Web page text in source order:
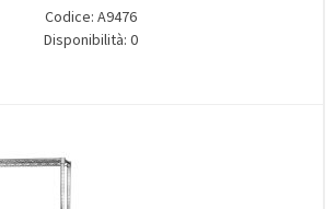
Codice: A9476
Disponibilità: 0